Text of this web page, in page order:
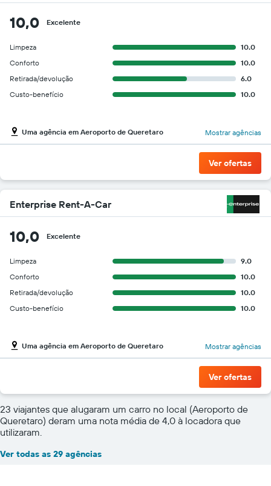
10,0 Excelente
Limpeza
10.0
Conforto
10.0
Retirada/devolução
6.0
Custo-benefício
10.0
Uma agência em Aeroporto de Queretaro Mostrar agências
Ver ofertas
Enterprise Rent-A-Car
10,0 Excelente
Limpeza
9.0
Conforto
10.0
Retirada/devolução
10.0
Custo-benefício
10.0
Uma agência em Aeroporto de Queretaro Mostrar agências
Ver ofertas
23 viajantes que alugaram um carro no local (Aeroporto de
Queretaro) deram uma nota média de 4,0 à locadora que
utilizaram.
Ver todas as 29 agências